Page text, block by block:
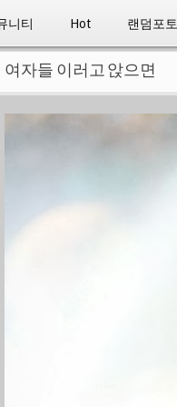
니티 Hot 랜덤포토
여자들 이러고 앉으면